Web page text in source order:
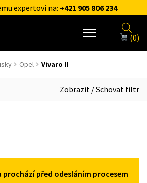
expertovi na: +421 905 806 234
(0)
Opel Vivaro II
Zobrazit / Schovat filtr
prochází před odesláním procesem